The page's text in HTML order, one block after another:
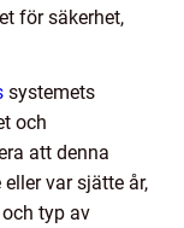
för säkerhet,
systemets
och
att denna
var sjätte år,
typ av